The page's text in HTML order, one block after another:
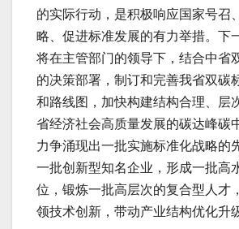
的实际行动，是积极响应国家号召
略、促进标准发展的有力举措。下
将在主管部门的领导下，结合中省
的决策部署，制订和完善我省双碳
和路线图，加快构建结构合理、层
省经济社会高质量发展的碳达峰碳
力争涌现出一批实施标准化战略的
一批创新型知名企业，形成一批高
位，锻炼一批高层次的复合型人才
领技术创新，带动产业结构优化升